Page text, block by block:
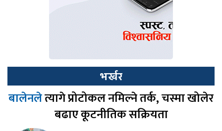
भर्खर
बालेनलेत्यागे प्रोटोकल नमिल्ने तर्क, चस्मा खोलेर
बढाए कूटनीतिक सक्रियता